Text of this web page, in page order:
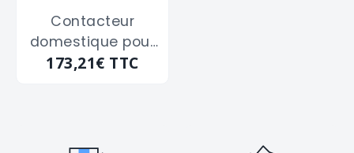
Contacteur
domestique pour
tarif heure creuse
173,21€ TTC